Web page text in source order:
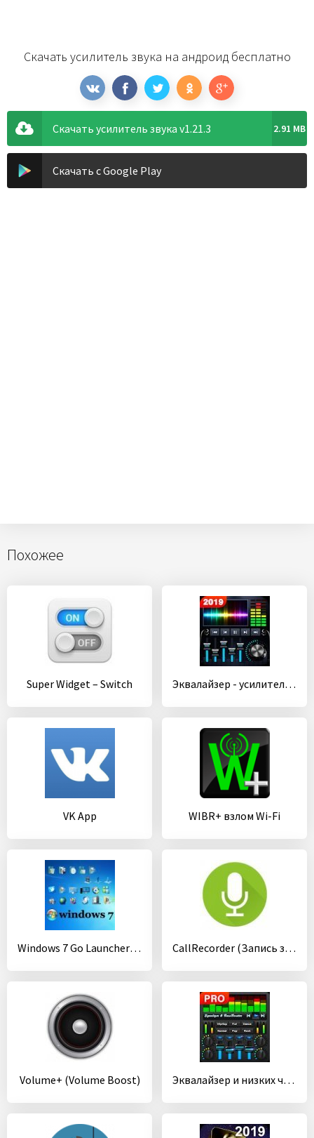
Скачать усилитель звука на андроид бесплатно
Скачать усилитель звука v1.21.3 2.91 MB
Скачать с Google Play
Похожее
Super Widget – Switch Эквалайзер - усилитель басов и усилитель громкости
VK App WIBR+ взлом Wi-Fi
Windows 7 Go Launcher ex Theme CallRecorder (Запись звонков)
Volume+ (Volume Boost) Эквалайзер и низких частот (Equalizer & Bass Booster)